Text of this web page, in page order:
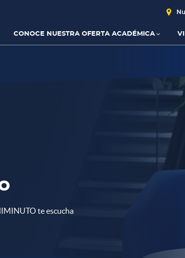
CONOCE NUESTRA OFERTA ACADÉMICA
te escucha